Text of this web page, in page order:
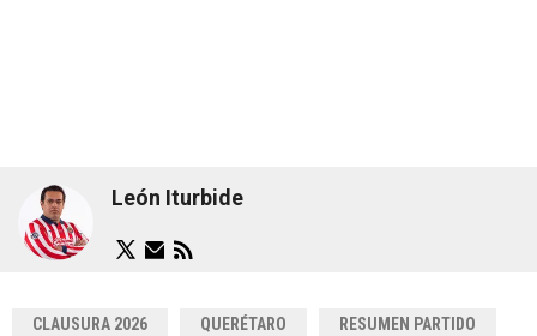
León Iturbide
CLAUSURA 2026 QUERÉTARO RESUMEN PARTIDO